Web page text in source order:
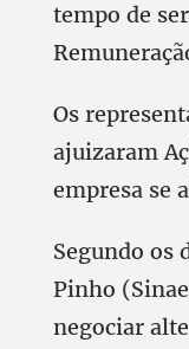
tempo de
Os
ajuizaram
empresa se
Segundo os
Pinho
negociar